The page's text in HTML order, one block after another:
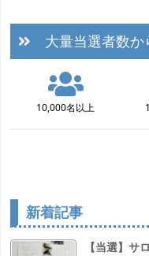
大量当選者数か
10,000名以上
新着記事
【当選】サ